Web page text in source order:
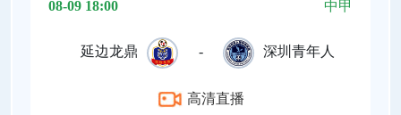
08-09 18:00 中甲
延边龙鼎 - 深圳青年人
高清直播